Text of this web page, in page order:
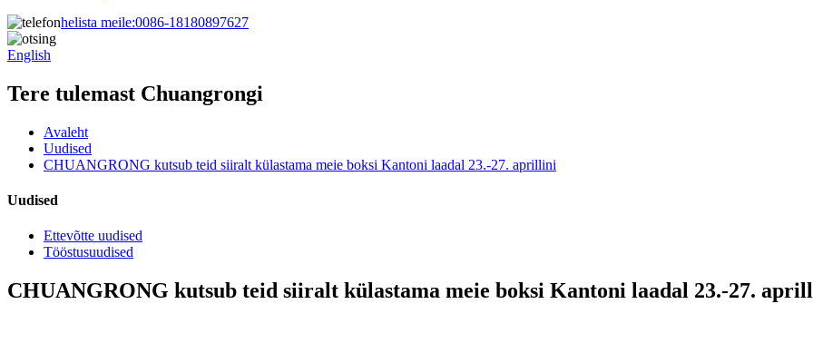
helista meile:0086-18180897627
English
Tere tulemast Chuangrongi
Avaleht
Uudised
CHUANGRONG kutsub teid siiralt külastama meie boksi Kantoni laadal 23.-27. aprillini
Uudised
Ettevõtte uudised
Tööstusuudised
CHUANGRONG kutsub teid siiralt külastama meie boksi Kantoni laadal 23.-27.